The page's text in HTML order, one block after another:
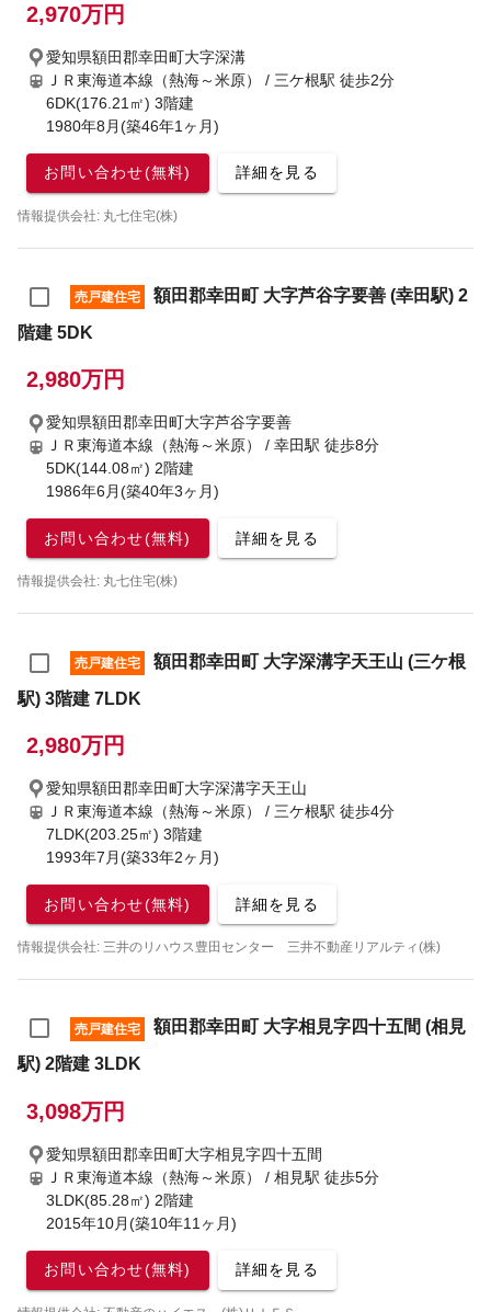
2,970万円
愛知県額田郡幸田町大字深溝
ＪＲ東海道本線（熱海～米原） / 三ケ根駅 徒歩2分
6DK(176.21㎡) 3階建
1980年8月(築46年1ヶ月)
お問い合わせ(無料) 詳細を見る
情報提供会社: 丸七住宅(株)
売戸建住宅
額田郡幸田町 大字芦谷字要善 (幸田駅) 2
階建 5DK
2,980万円
愛知県額田郡幸田町大字芦谷字要善
ＪＲ東海道本線（熱海～米原） / 幸田駅 徒歩8分
5DK(144.08㎡) 2階建
1986年6月(築40年3ヶ月)
お問い合わせ(無料) 詳細を見る
情報提供会社: 丸七住宅(株)
売戸建住宅
額田郡幸田町 大字深溝字天王山 (三ケ根
駅) 3階建 7LDK
2,980万円
愛知県額田郡幸田町大字深溝字天王山
ＪＲ東海道本線（熱海～米原） / 三ケ根駅 徒歩4分
7LDK(203.25㎡) 3階建
1993年7月(築33年2ヶ月)
お問い合わせ(無料) 詳細を見る
情報提供会社: 三井のリハウス豊田センター 三井不動産リアルティ(株)
売戸建住宅
額田郡幸田町 大字相見字四十五間 (相見
駅) 2階建 3LDK
3,098万円
愛知県額田郡幸田町大字相見字四十五間
ＪＲ東海道本線（熱海～米原） / 相見駅 徒歩5分
3LDK(85.28㎡) 2階建
2015年10月(築10年11ヶ月)
お問い合わせ(無料) 詳細を見る